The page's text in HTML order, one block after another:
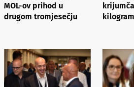
MOL-ov prihod u
drugom tromjesečju